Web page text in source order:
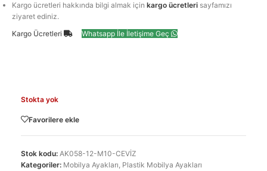
Kargo ücretleri hakkında bilgi almak içinkargo ücretleri sayfamızı
ziyaret ediniz.
Kargo Ücretleri
Whatsapp İle İletişime Geç
Stokta yok
Favorilere ekle
Stok kodu: AK058-12-M10-CEVİZ
Kategoriler: Mobilya Ayakları, Plastik Mobilya Ayakları